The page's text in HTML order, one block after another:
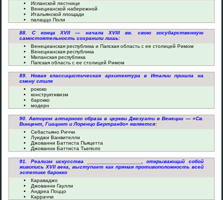
Испанской лестнице
Венецианской набережной
Итальянской площади
палаццо Поли
88. С конца XVII — начала XVIII вв. свою государственную
самостоятельность сохранили лишь:
Венецианская республика и Папская область с ее столицей Римом
Венецианская республика
Миланская республика
Папская область с ее столицей Римом
89. Новая классицистическая архитектура в Италии пришла на
смену стиля
рококо
конструктивизм
барокко
модерн
90. Автором алтарного образа в церкви Джезуати в Венеции — «Св.
Винцент, Гиацинт и Лоренцо Бертрандо» является:
Себастьяно Риччи
Луиджи Ванвителли
Джованни Баттиста Пьяцетта
Джованни Баттиста Тьеполо
91. Реализм искусства __________________, открывающий собой
живопись XVII века, выступает как прямая противоположность всей
эстетике барокко
Караваджо
Джованни Гаулли
Андреа Поццо
Карраччи